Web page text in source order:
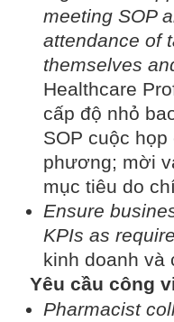
meeting SOP
attendance of
themselves
Healthcare
cấp độ nhỏ
SOP cuộc
phương; mời
mục tiêu do
Ensure
KPIs as
kinh doanh và
Yêu cầu công
Pharmacist